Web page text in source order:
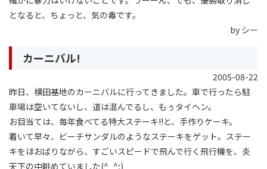
となると、ちょっと、気の毒です。
by シー
カーニバル!
2005-08-22
昨日、横田基地のカーニバルに行ってきました。車で行ったら駐
車場は空いてないし、道は混んでるし、もぅタイヘン。
お目当ては、毎年食べてる特大ステーキ!!と、手作りケーキ。
着いて早々、ビーチサンダルのようなステーキをゲット。ステー
キをほおばりながら、すごいスピードで飛んで行く飛行機を、炎
天下の中眺めていました(^_^;)